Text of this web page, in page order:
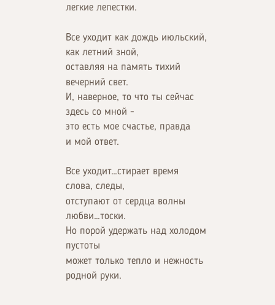
легкие лепестки.
Все уходит как дождь июльский,
как летний зной,
оставляя на память тихий
вечерний свет.
И, наверное, то что ты сейчас
здесь со мной -
это есть мое счастье, правда
и мой ответ.
Все уходит…стирает время
слова, следы,
отступают от сердца волны
любви…тоски.
Но порой удержать над холодом
пустоты
может только тепло и нежность
родной руки.